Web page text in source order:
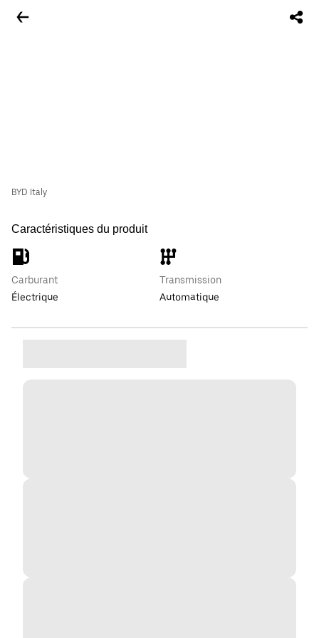
BYD Italy
Caractéristiques du produit
Carburant
Électrique
Transmission
Automatique